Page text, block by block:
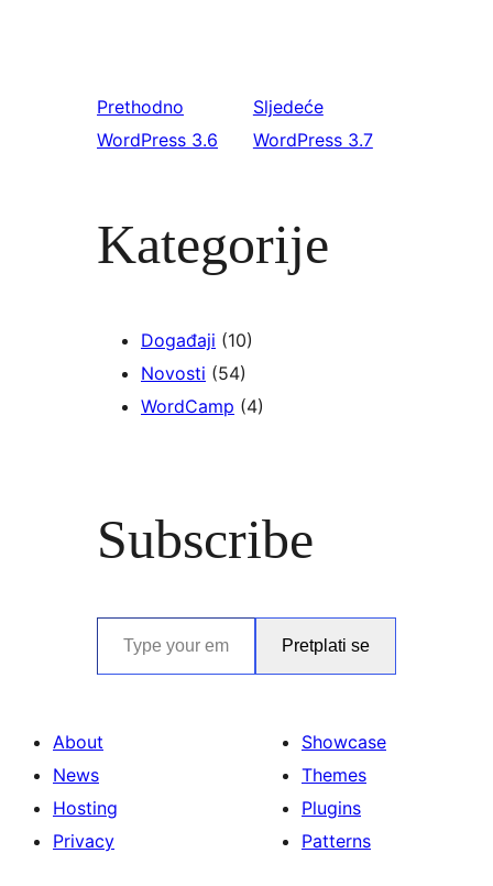
Prethodno
WordPress 3.6
Sljedeće
WordPress 3.7
Kategorije
Događaji (10)
Novosti (54)
WordCamp (4)
Subscribe
Type your email…
Pretplati se
About
News
Hosting
Privacy
Showcase
Themes
Plugins
Patterns